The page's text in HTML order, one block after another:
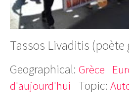
Tassos Livaditis (poète
Geographical: Grèce
d'aujourd'hui Topic: